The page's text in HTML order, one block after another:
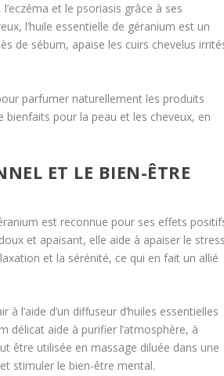
et le psoriasis grâce à ses
l’huile essentielle de géranium est un
de sébum, apaise les cuirs chevelus
parfumer naturellement les produits
bienfaits pour la peau et les cheveux, en
ET LE BIEN-ÊTRE
est reconnue pour ses effets
et apaisant, elle aide à apaiser le
et la sérénité, ce qui en fait un allié
l’aide d’un diffuseur d’huiles essentielles
délicat aide à purifier l’atmosphère, à
être utilisée en massage diluée dans une
stimuler le bien-être mental.